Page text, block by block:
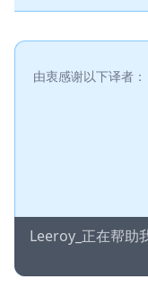
由衷感谢以下译者：
Leeroy_正在帮助